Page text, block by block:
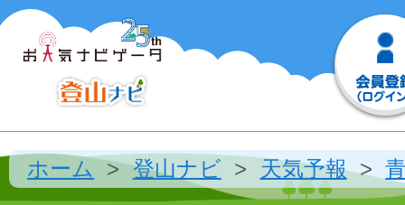
ホーム 登山ナビ 天気予報